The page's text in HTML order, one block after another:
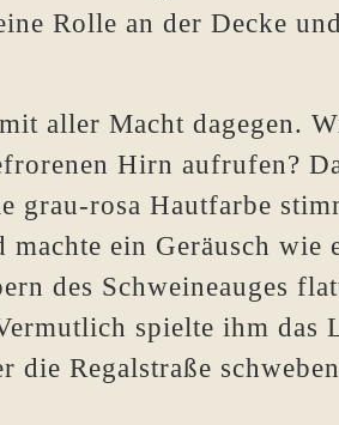
Rolle an der Decke
aller Macht dagegen.
Hirn aufrufen?
grau-rosa Hautfarbe
ein Geräusch wie
des Schweineauges
spielte ihm das
die Regalstraße